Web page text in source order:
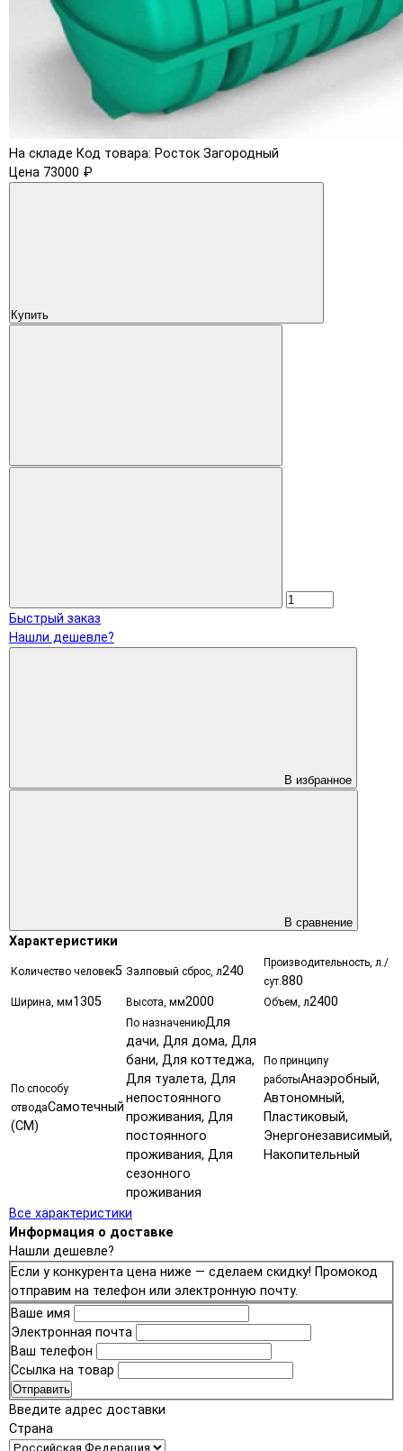
На складе Код товара: Росток Загородный
Цена 73000 ₽
Купить
Быстрый заказ
Нашли дешевле?
В избранное
В сравнение
Характеристики
Количество человек5 Залповый сброс, л240
Производительность, л./
сут.880
Ширина, мм1305 Высота, мм2000 Объем, л2400
По способу
отводаСамотечный
(СМ)
По назначениюДля
дачи, Для дома, Для
бани, Для коттеджа,
Для туалета, Для
непостоянного
проживания, Для
постоянного
проживания, Для
сезонного
проживания
По принципу
работыАнаэробный,
Автономный,
Пластиковый,
Энергонезависимый,
Накопительный
Все характеристики
Информация о доставке
Нашли дешевле?
Если у конкурента цена ниже — сделаем скидку! Промокод
отправим на телефон или электронную почту.
Ваше имя
Электронная почта
Ваш телефон
Ссылка на товар
Отправить
Введите адрес доставки
Страна